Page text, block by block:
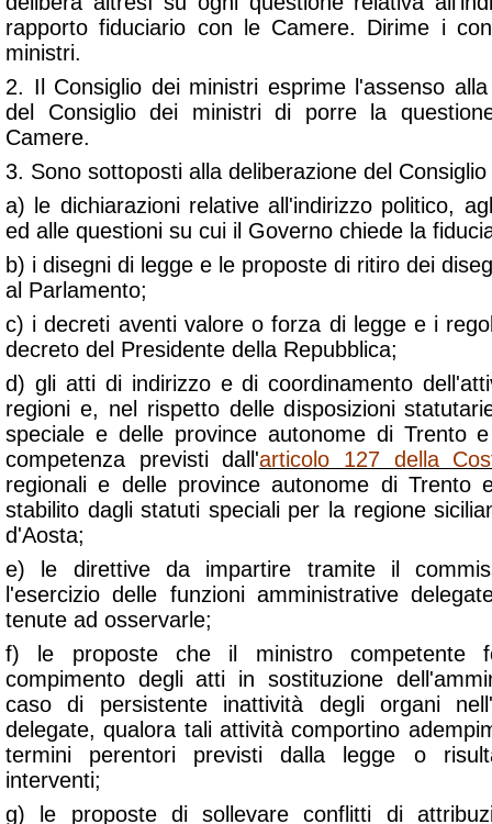
rapporto fiduciario con le Camere. Dirime i
ministri.
2. Il Consiglio dei ministri esprime l'assenso
del Consiglio dei ministri di porre la
Camere.
3. Sono sottoposti alla deliberazione del
a) le dichiarazioni relative all'indirizzo politico,
ed alle questioni su cui il Governo chiede la
b) i disegni di legge e le proposte di ritiro dei
al Parlamento;
c) i decreti aventi valore o forza di legge e i
decreto del Presidente della Repubblica;
d) gli atti di indirizzo e di coordinamento
regioni e, nel rispetto delle disposizioni
speciale e delle province autonome di Trento
competenza previsti dall'articolo 127 della
regionali e delle province autonome di Trento
stabilito dagli statuti speciali per la regione
d'Aosta;
e) le direttive da impartire tramite il
l'esercizio delle funzioni amministrative
tenute ad osservarle;
f) le proposte che il ministro competente
compimento degli atti in sostituzione
caso di persistente inattività degli organi
delegate, qualora tali attività comportino
termini perentori previsti dalla legge o
interventi;
g) le proposte di sollevare conflitti di